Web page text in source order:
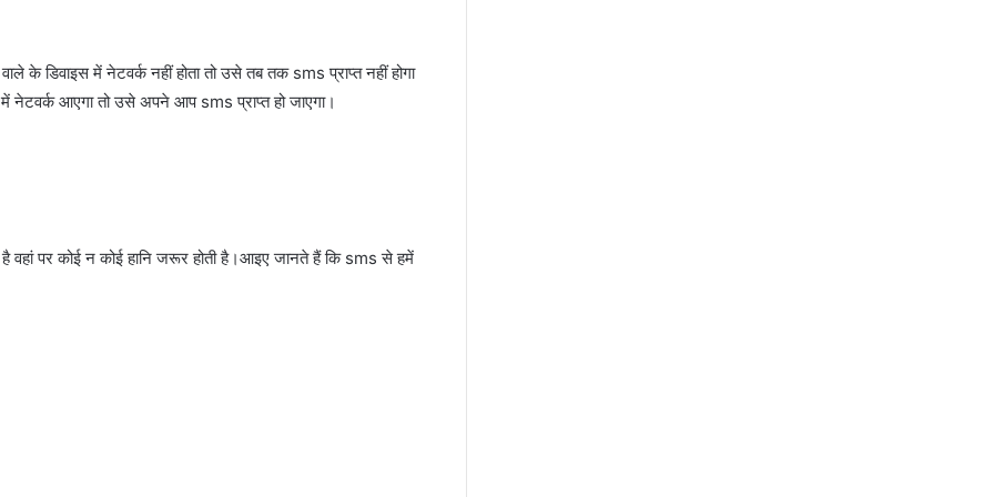
के डिवाइस में नेटवर्क नहीं होता तो उसे तब तक sms प्राप्त नहीं होगा
आएगा तो उसे अपने आप sms प्राप्त हो जाएगा।
है वहां पर कोई न कोई हानि जरूर होती है।आइए जानते हैं कि sms से हमें